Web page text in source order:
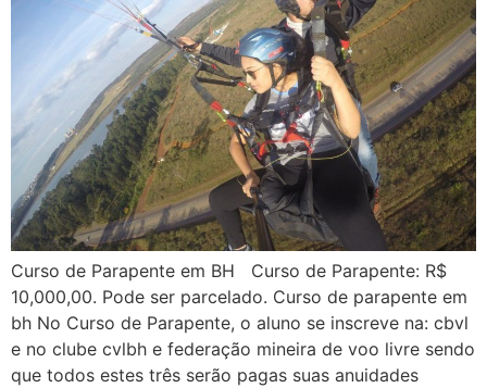
Curso de Parapente em BH Curso de Parapente: R$
10,000,00. Pode ser parcelado. Curso de parapente em
bh No Curso de Parapente, o aluno se inscreve na: cbvl
e no clube cvlbh e federação mineira de voo livre sendo
que todos estes três serão pagas suas anuidades